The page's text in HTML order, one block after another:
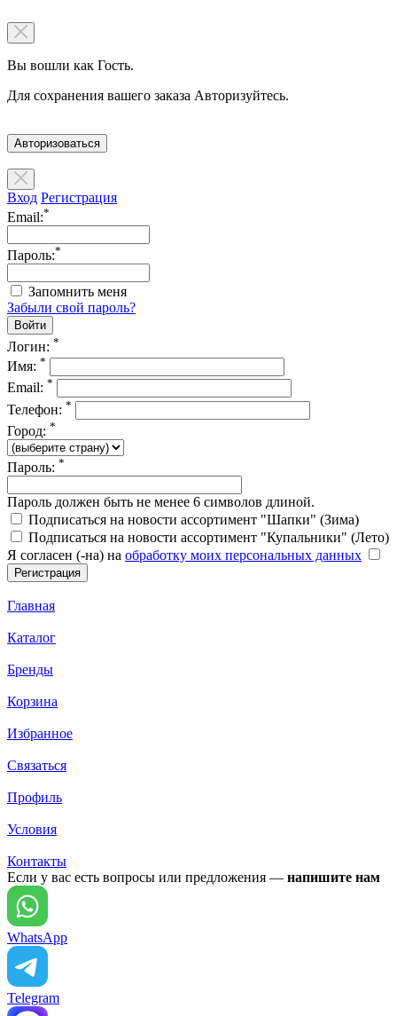
Вы вошли как Гость.
Для сохранения вашего заказа Авторизуйтесь.
Авторизоваться
Вход Регистрация
Email:*
Пароль:*
Запомнить меня
Забыли свой пароль?
Логин: *
Имя: *
Email: *
Телефон: *
Город: *
Пароль: *
Пароль должен быть не менее 6 символов длиной.
Подписаться на новости ассортимент "Шапки" (Зима)
Подписаться на новости ассортимент "Купальники" (Лето)
Я согласен (-на) на обработку моих персональных данных
Главная
Каталог
Бренды
Корзина
Избранное
Связаться
Профиль
Условия
Контакты
Если у вас есть вопросы или предложения — напишите нам
WhatsApp
Telegram